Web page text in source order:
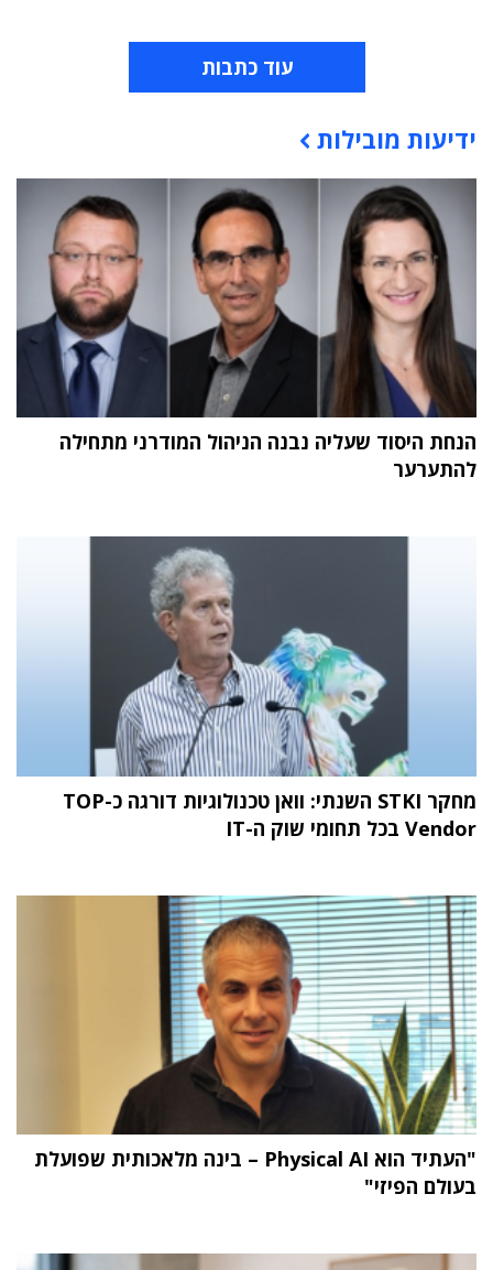
עוד כתבות
תוכן פרסומי
ידיעות מובילות
הנחת היסוד שעליה נבנה הניהול המודרני מתחילה
להתערער
מחקר STKI השנתי: וואן טכנולוגיות דורגה כ-TOP
Vendor בכל תחומי שוק ה-IT
"העתיד הוא Physical AI – בינה מלאכותית שפועלת
בעולם הפיזי"